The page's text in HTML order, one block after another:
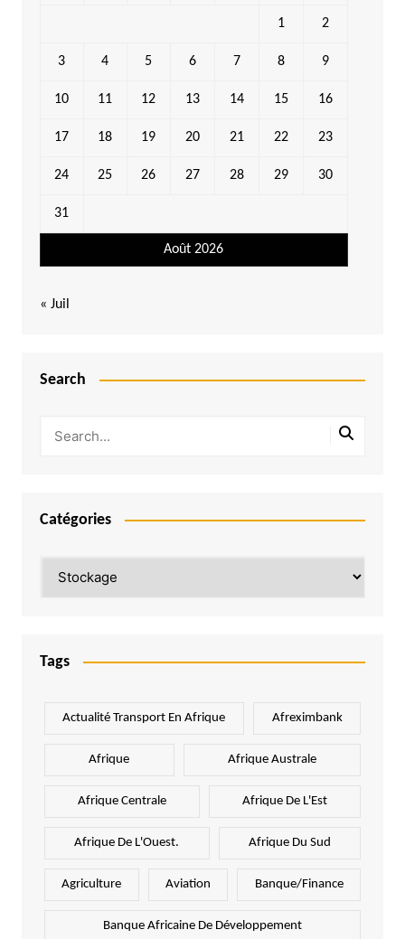
Août 2026
1 2
3 4 5 6 7 8 9
10 11 12 13 14 15 16
17 18 19 20 21 22 23
24 25 26 27 28 29 30
31
« Juil
Search
Catégories
Tags
Actualité Transport En Afrique Afreximbank
Afrique Afrique Australe
Afrique Centrale Afrique De L'Est
Afrique De L'Ouest. Afrique Du Sud
Agriculture Aviation Banque/Finance
Banque Africaine De Développement